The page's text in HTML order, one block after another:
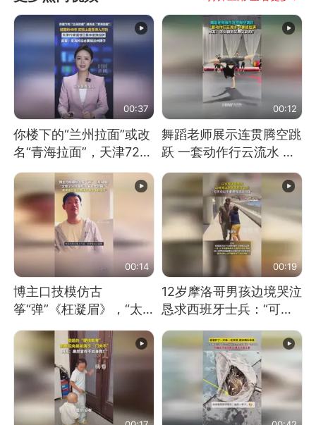
00:37
你楼下的“兰州拉面”或改
名“青海拉面”，天津72家
面馆已集体更换招牌
00:12
舞蹈老师展示连贯腾空跳
跃 一套动作行云流水 节
奏感拉满 网友：怎么做
到又舞又武的？
00:14
博主口技模仿古
筝“弹”《枉凝眉》，“太
像了～你是吃古筝长大的
吗？”“或将成为首位考级
不带古筝的选手。”（来
源：新华每日电讯）
00:19
12岁摩洛哥男孩边境哭泣
恳求西班牙士兵：“可不
可以不要把我遣返回国”